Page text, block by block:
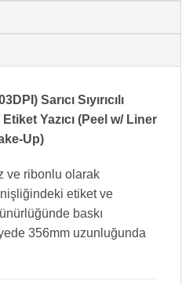
Sarıcı Sıyırıcılı
Yazıcı (Peel w/ Liner
Up)
ve ribonlu olarak
etiket ve
baskı
356mm uzunluğunda